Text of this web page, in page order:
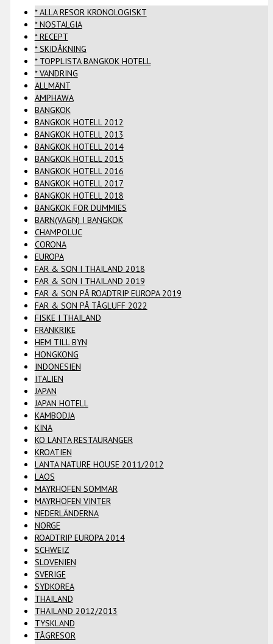
* ALLA RESOR KRONOLOGISKT
* NOSTALGIA
* RECEPT
* SKIDÅKNING
* TOPPLISTA BANGKOK HOTELL
* VANDRING
ALLMÄNT
AMPHAWA
BANGKOK
BANGKOK HOTELL 2012
BANGKOK HOTELL 2013
BANGKOK HOTELL 2014
BANGKOK HOTELL 2015
BANGKOK HOTELL 2016
BANGKOK HOTELL 2017
BANGKOK HOTELL 2018
BANGKOK FOR DUMMIES
BARN(VAGN) I BANGKOK
CHAMPOLUC
CORONA
EUROPA
FAR & SON I THAILAND 2018
FAR & SON I THAILAND 2019
FAR & SON PÅ ROADTRIP EUROPA 2019
FAR & SON PÅ TÅGLUFF 2022
FISKE I THAILAND
FRANKRIKE
HEM TILL BYN
HONGKONG
INDONESIEN
ITALIEN
JAPAN
JAPAN HOTELL
KAMBODJA
KINA
KO LANTA RESTAURANGER
KROATIEN
LANTA NATURE HOUSE 2011/2012
LAOS
MAYRHOFEN SOMMAR
MAYRHOFEN VINTER
NEDERLÄNDERNA
NORGE
ROADTRIP EUROPA 2014
SCHWEIZ
SLOVENIEN
SVERIGE
SYDKOREA
THAILAND
THAILAND 2012/2013
TYSKLAND
TÅGRESOR